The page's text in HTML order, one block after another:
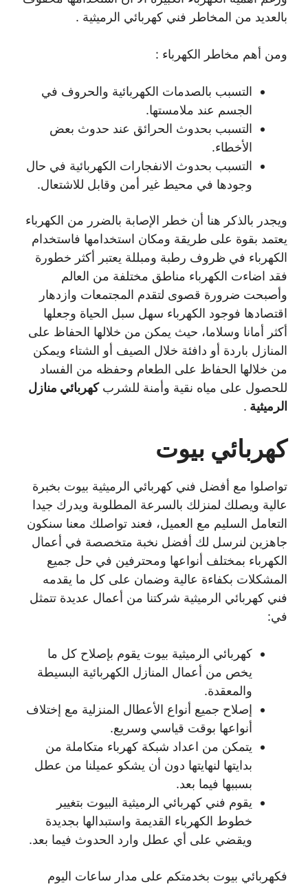
بالعديد من المخاطر فني كهربائي الرميثية .
ومن أهم مخاطر الكهرباء :
التسبب بالصدمات الكهربائية والحروف في
الجسم عند ملامستها.
التسبب بحدوث الحرائق عند حدوث بعض
الأخطاء.
التسبب بحدوث الانفجارات الكهربائية في حال
وجودها في محيط غير أمن وقابل للاشتعال.
ويجدر بالذكر هنا أن خطر الإصابة بالضرر من الكهرباء
يعتمد بقوة على طريقة ومكان استخدامها فاستخدام
الكهرباء في ظروف رطبة ومبللة يعتبر أكثر خطورة
فقد اضاءت الكهرباء مناطق مختلفة من العالم
وأصبحت ضرورة قصوى لتقدم المجتمعات وازدهار
اقتصادها فوجود الكهرباء سهل سبل الحياة وجعلها
أكثر أمانا وسلاما، حيث يمكن من خلالها الحفاظ على
المنازل باردة أو دافئة خلال الصيف أو الشتاء ويمكن
من خلالها الحفاظ على الطعام وحفظه من الفساد
للحصول على مياه نقية وأمنة للشربكهربائي منازل
الرميثية .
كهربائي بيوت
تواصلوا مع أفضل فني كهربائي الرميثية بيوت بخبرة
عالية ويصلك لمنزلك بالسرعة المطلوبة ويدرك جيدا
التعامل السليم مع العميل، فعند تواصلك معنا سنكون
جاهزين لنرسل لك أفضل نخبة متخصصة في أعمال
الكهرباء بمختلف أنواعها ومحترفين في حل جميع
المشكلات بكفاءة عالية وضمان على كل ما يقدمه
فني كهربائي الرميثية شركتنا من أعمال عديدة تتمثل
في:
كهربائي الرميثية بيوت يقوم بإصلاح كل ما
يخص من أعمال المنازل الكهربائية البسيطة
والمعقدة.
إصلاح جميع أنواع الأعطال المنزلية مع إختلاف
أنواعها بوقت قياسي وسريع.
يتمكن من اعداد شبكة كهرباء متكاملة من
بدايتها لنهايتها دون أن يشكو عميلنا من عطل
بسببها فيما بعد.
يقوم فني كهربائي الرميثية البيوت بتغيير
خطوط الكهرباء القديمة واستبدالها بجديدة
ويقضي على أي عطل وارد الحدوث فيما بعد.
فكهربائي بيوت بخدمتكم على مدار ساعات اليوم